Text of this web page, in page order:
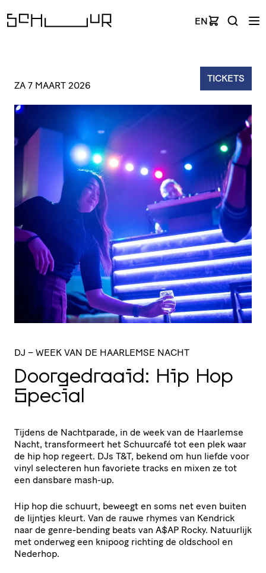
EN
TICKETS
ZA 7 MAART 2026
DJ – WEEK VAN DE HAARLEMSE NACHT
Door­ge­draaid: Hip Hop
Special
Tijdens de Nachtparade, in de week van de Haarlemse
Nacht, transformeert het Schuurcafé tot een plek waar
de hip hop regeert. DJs T&T, bekend om hun liefde voor
vinyl selecteren hun favoriete tracks en mixen ze tot
een dansbare mash-up.
Hip hop die schuurt, beweegt en soms net even buiten
de lijntjes kleurt. Van de rauwe rhymes van Kendrick
naar de genre-bending beats van A$AP Rocky. Natuurlijk
met onderweg een knipoog richting de oldschool en
Nederhop.